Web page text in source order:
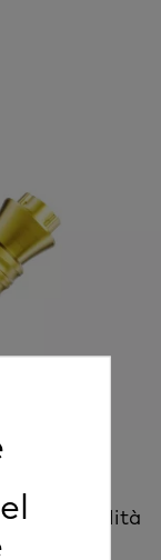
stabilità